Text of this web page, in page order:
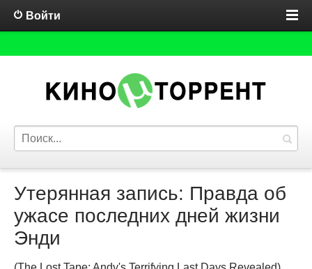
Войти
Утерянная запись: Правда об
ужасе последних дней жизни
Энди